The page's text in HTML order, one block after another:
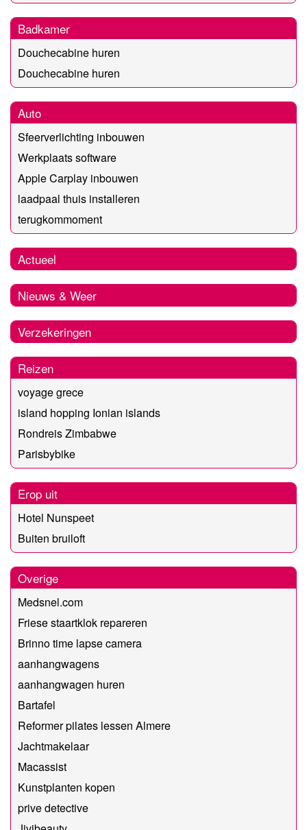
Badkamer
Douchecabine huren
Douchecabine huren
Auto
Sfeerverlichting inbouwen
Werkplaats software
Apple Carplay inbouwen
laadpaal thuis installeren
terugkommoment
Actueel
Nieuws & Weer
Verzekeringen
Reizen
voyage grece
island hopping Ionian islands
Rondreis Zimbabwe
Parisbybike
Erop uit
Hotel Nunspeet
Buiten bruiloft
Overige
Medsnel.com
Friese staartklok repareren
Brinno time lapse camera
aanhangwagens
aanhangwagen huren
Bartafel
Reformer pilates lessen Almere
Jachtmakelaar
Macassist
Kunstplanten kopen
prive detective